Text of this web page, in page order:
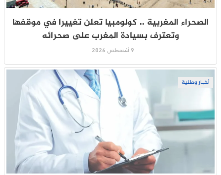
الصحراء المغربية .. كولومبيا تعلن تغييرا في موقفها
وتعترف بسيادة المغرب على صحرائه
9 أغسطس 2026
أخبار وطنية